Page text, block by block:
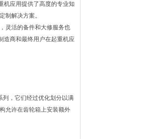
机应用提供了高度的专业知
制解决方案。
灵活的备件和大修服务也
造商和最终用户在起重机应
列，它们经过优化划分以满
允许在齿轮箱上安装额外